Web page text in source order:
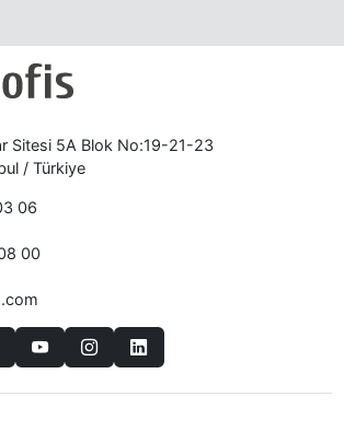
Sitesi 5A Blok No:19-21-23
/ Türkiye
06
00